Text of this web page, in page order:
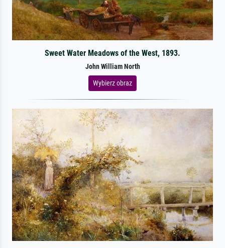
Sweet Water Meadows of the West, 1893.
John William North
Wybierz obraz